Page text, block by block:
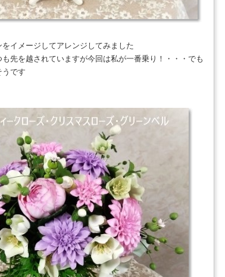
をイメージしてアレンジしてみました
先を越されていますが今回は私が一番乗り！・・・でも
うです